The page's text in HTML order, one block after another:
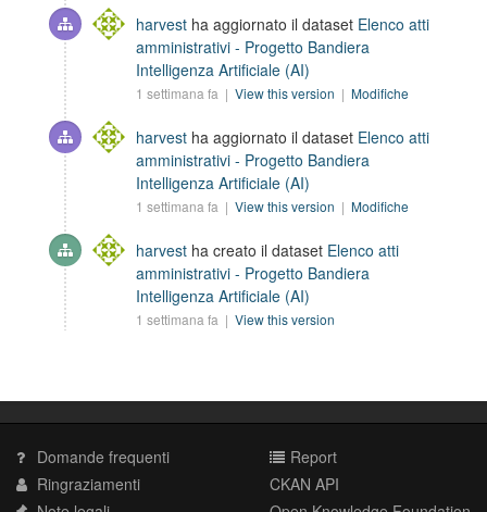
harvest ha aggiornato il dataset Elenco atti
amministrativi - Progetto Bandiera
Intelligenza Artificiale (AI)
1 settimana fa | View this version | Modifiche
harvest ha aggiornato il dataset Elenco atti
amministrativi - Progetto Bandiera
Intelligenza Artificiale (AI)
1 settimana fa | View this version | Modifiche
harvest ha creato il dataset Elenco atti
amministrativi - Progetto Bandiera
Intelligenza Artificiale (AI)
1 settimana fa | View this version
Domande frequenti
Ringraziamenti
Report
CKAN API